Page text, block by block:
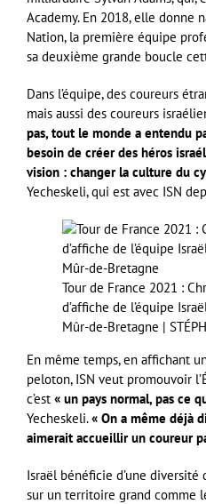
Academy. En 2018, elle donne
Nation, la première équipe
sa deuxième grande boucle
Dans l’équipe, des coureurs
mais aussi des coureurs
pas, tout le monde a entendu
besoin de créer des héros
vision : changer la culture du
Yecheskeli, qui est avec ISN
Tour de France 2021 :
d’affiche de l’équipe
Mûr-de-Bretagne |
En même temps, en affichant
peloton, ISN veut promouvoir
c’est « un pays normal, pas ce
Yecheskeli.« On a même déjà
aimerait accueillir un coureur
Israël bénéficie d’une diversité
sur un territoire grand comme